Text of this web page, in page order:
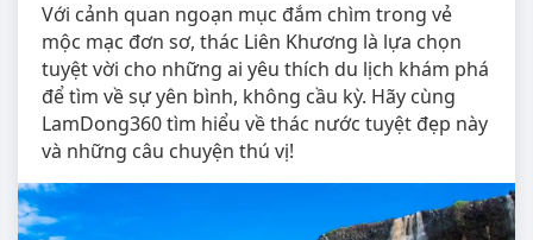
Với cảnh quan ngoạn mục đắm chìm trong vẻ
mộc mạc đơn sơ, thác Liên Khương là lựa chọn
tuyệt vời cho những ai yêu thích du lịch khám phá
để tìm về sự yên bình, không cầu kỳ. Hãy cùng
LamDong360 tìm hiểu về thác nước tuyệt đẹp này
và những câu chuyện thú vị!